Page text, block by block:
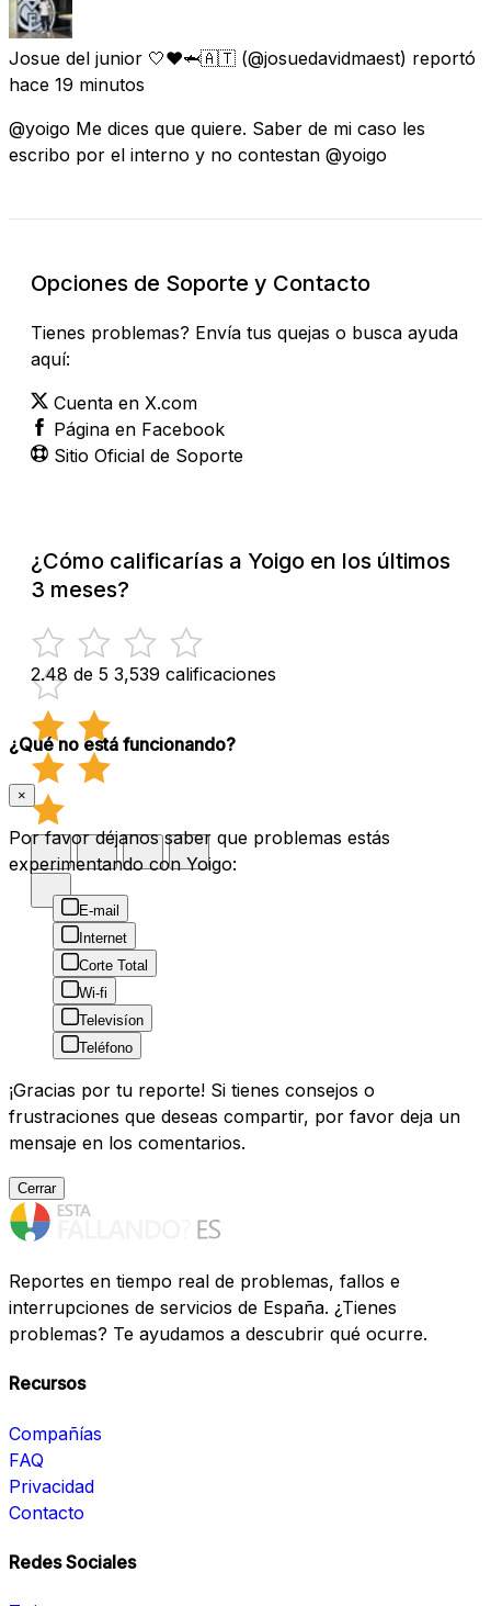
Josue del junior 🤍❤️🦈🇦🇹 (@josuedavidmaest) reportó
hace 19 minutos
@yoigo Me dices que quiere. Saber de mi caso les
escribo por el interno y no contestan @yoigo
Opciones de Soporte y Contacto
Tienes problemas? Envía tus quejas o busca ayuda
aquí:
Cuenta en X.com
Página en Facebook
Sitio Oficial de Soporte
¿Cómo calificarías a Yoigo en los últimos
3 meses?
2.48 de 5 3,539 calificaciones
¿Qué no está funcionando?
×
Por favor déjanos saber que problemas estás
experimentando con Yoigo:
E-mail
Internet
Corte Total
Wi-fi
Televisíon
Teléfono
¡Gracias por tu reporte! Si tienes consejos o
frustraciones que deseas compartir, por favor deja un
mensaje en los comentarios.
Cerrar
Reportes en tiempo real de problemas, fallos e
interrupciones de servicios de España. ¿Tienes
problemas? Te ayudamos a descubrir qué ocurre.
Recursos
Compañías
FAQ
Privacidad
Contacto
Redes Sociales